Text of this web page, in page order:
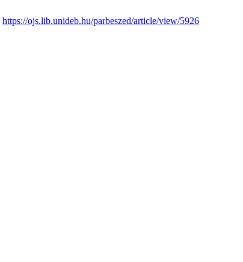
https://ojs.lib.unideb.hu/parbeszed/article/view/5926